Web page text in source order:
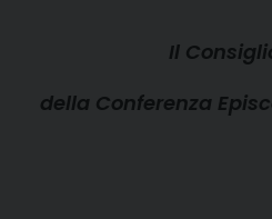
Il
della Conferenza